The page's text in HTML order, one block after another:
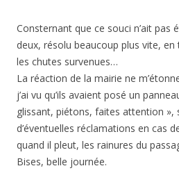
Consternant que ce souci n’ait pas
deux, résolu beaucoup plus vite,
les chutes survenues…
La réaction de la mairie ne
j’ai vu qu’ils avaient posé un
glissant, piétons, faites attention »,
d’éventuelles réclamations en cas
quand il pleut, les rainures du
Bises, belle journée.